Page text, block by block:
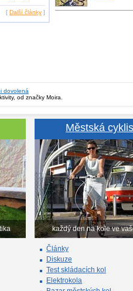
[ Další články ]
dovolená
od značky Moira.
Městská
každý den na kole ve
Články
Diskuze
Test skládacích kol
Elektrokola